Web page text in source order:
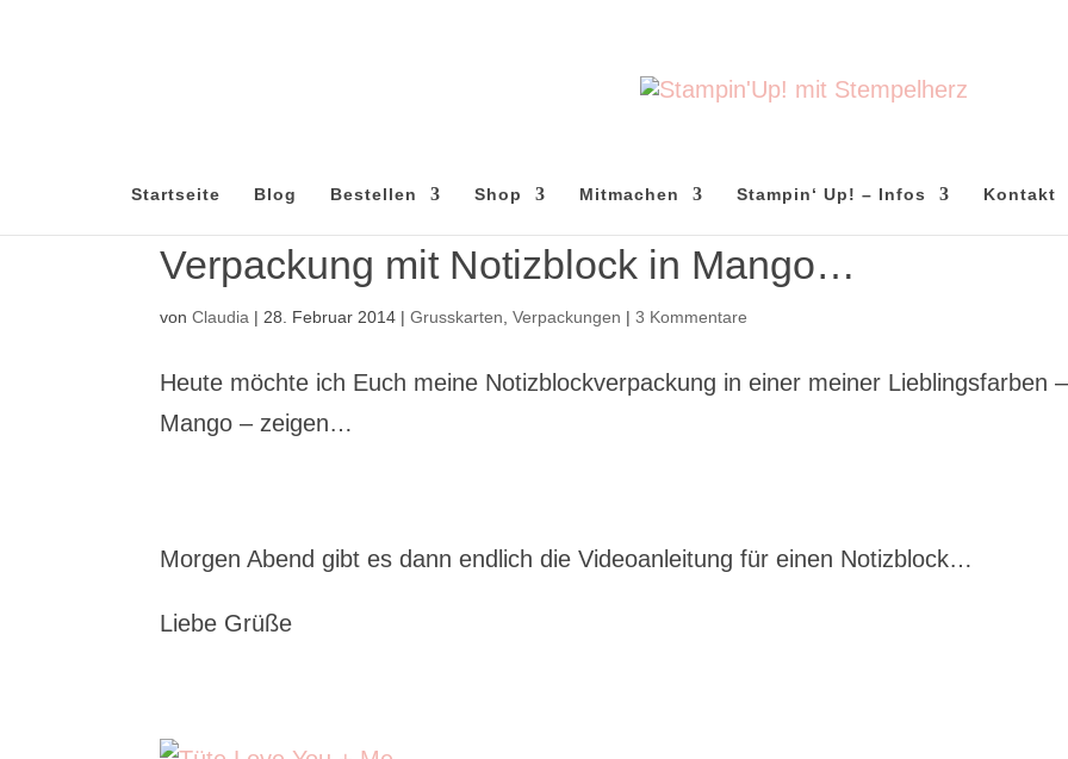
Startseite Blog Bestellen Shop Mitmachen Stampin‘ Up! – Infos Kontakt
Verpackung mit Notizblock in Mango…
vonClaudia | 28. Februar 2014 |Grusskarten ,Verpackungen |3 Kommentare
Heute möchte ich Euch meine Notizblockverpackung in einer meiner Lieblingsfarben –
Mango – zeigen…
Morgen Abend gibt es dann endlich die Videoanleitung für einen Notizblock…
Liebe Grüße